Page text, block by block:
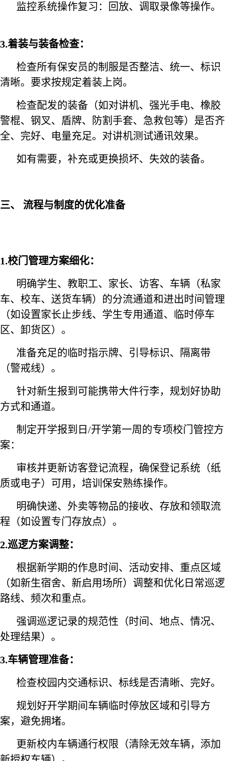
监控系统操作复习：回放、调取录像等操作。
3.着装与装备检查：
检查所有保安员的制服是否整洁、统一、标识
清晰。要求按规定着装上岗。
检查配发的装备（如对讲机、强光手电、橡胶
警棍、钢叉、盾牌、防割手套、急救包等）是否齐
全、完好、电量充足。对讲机测试通讯效果。
如有需要，补充或更换损坏、失效的装备。
三、 流程与制度的优化准备
1.校门管理方案细化：
明确学生、教职工、家长、访客、车辆（私家
车、校车、送货车辆）的分流通道和进出时间管理
（如设置家长止步线、学生专用通道、临时停车
区、卸货区）。
准备充足的临时指示牌、引导标识、隔离带
（警戒线）。
针对新生报到可能携带大件行李，规划好协助
方式和通道。
制定开学报到日/开学第一周的专项校门管控方
案：
审核并更新访客登记流程，确保登记系统（纸
质或电子）可用，培训保安熟练操作。
明确快递、外卖等物品的接收、存放和领取流
程（如设置专门存放点）。
2.巡逻方案调整：
根据新学期的作息时间、活动安排、重点区域
（如新生宿舍、新启用场所）调整和优化日常巡逻
路线、频次和重点。
强调巡逻记录的规范性（时间、地点、情况、
处理结果）。
3.车辆管理准备：
检查校园内交通标识、标线是否清晰、完好。
规划好开学期间车辆临时停放区域和引导方
案，避免拥堵。
更新校内车辆通行权限（清除无效车辆，添加